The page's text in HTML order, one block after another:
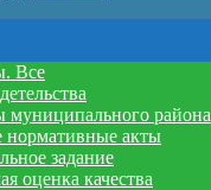
Все
муниципального района
нормативные акты
задание
оценка качества